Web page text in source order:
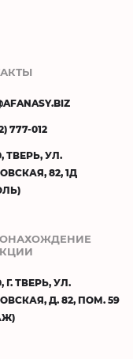
777-012
ТВЕРЬ, УЛ.
82, 1Д
Г. ТВЕРЬ, УЛ.
Д. 82, ПОМ. 59